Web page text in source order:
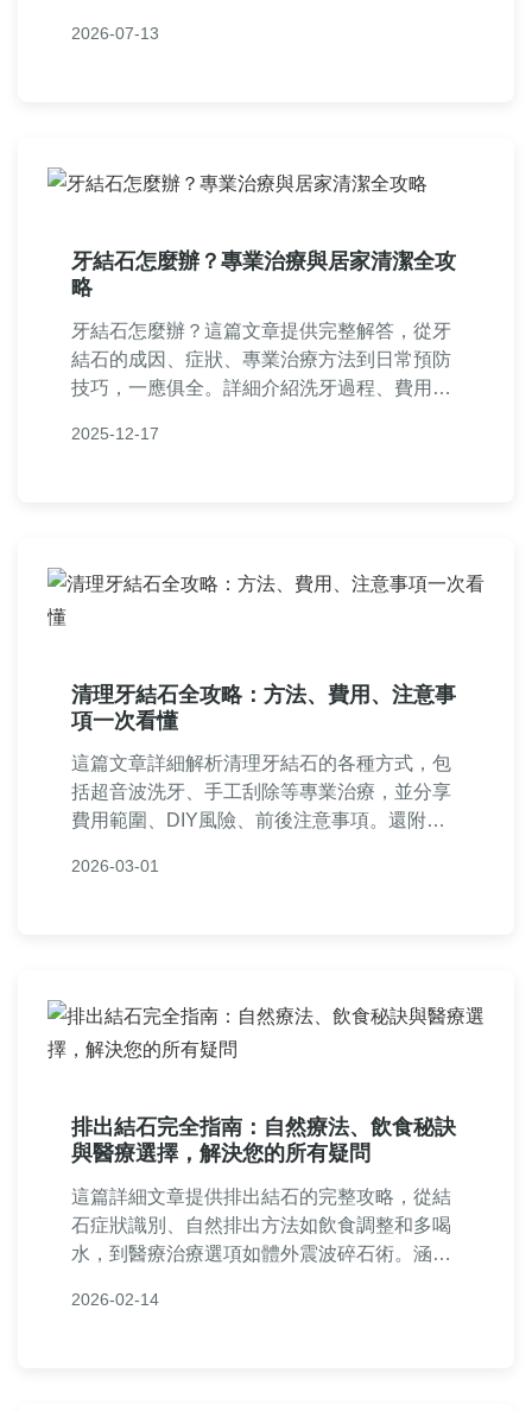
策。
2026-07-13
牙結石怎麼辦？專業治療與居家清潔全攻
略
牙結石怎麼辦？這篇文章提供完整解答，從牙
結石的成因、症狀、專業治療方法到日常預防
技巧，一應俱全。詳細介紹洗牙過程、費用估
決牙結石問題，維護口腔健康。無論是輕微牙
2025-12-17
清理牙結石全攻略：方法、費用、注意事
項一次看懂
這篇文章詳細解析清理牙結石的各種方式，包
括超音波洗牙、手工刮除等專業治療，並分享
費用範圍、DIY風險、前後注意事項。還附上
問題，維護口腔健康。
2026-03-01
排出結石完全指南：自然療法、飲食秘訣
與醫療選擇，解決您的所有疑問
這篇詳細文章提供排出結石的完整攻略，從結
石症狀識別、自然排出方法如飲食調整和多喝
水，到醫療治療選項如體外震波碎石術。涵蓋
解決結石問題，適用於腎結石和膽結石患者。
2026-02-14